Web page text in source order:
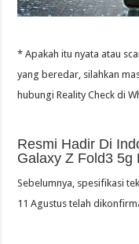
* Apakah itu nyata atau
yang beredar, silahkan
hubungi Reality Check di
Resmi Hadir Di
Galaxy Z Fold3 5g
Sebelumnya, spesifikasi
11 Agustus telah